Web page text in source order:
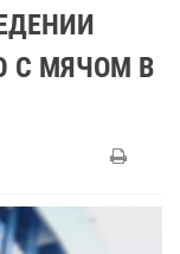
С МЯЧОМ В